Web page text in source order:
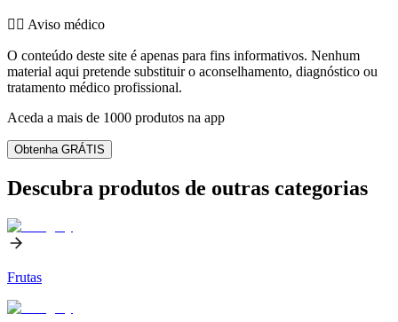
👨‍⚕️️ Aviso médico
O conteúdo deste site é apenas para fins informativos. Nenhum
material aqui pretende substituir o aconselhamento, diagnóstico ou
tratamento médico profissional.
Aceda a mais de 1000 produtos na app
Obtenha GRÁTIS
Descubra produtos de outras categorias
Frutas